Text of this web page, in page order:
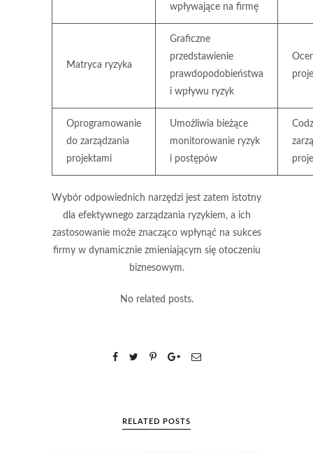
wpływające na firmę
Matryca ryzyka
Graficzne
przedstawienie
prawdopodobieństwa
i wpływu ryzyk
Oprogramowanie
do zarządzania
projektami
Umożliwia bieżące
monitorowanie ryzyk
i postępów
Wybór odpowiednich narzędzi jest zatem istotny
dla efektywnego zarządzania ryzykiem, a ich
zastosowanie może znacząco wpłynąć na sukces
firmy w dynamicznie zmieniającym się otoczeniu
biznesowym.
No related posts.
RELATED POSTS